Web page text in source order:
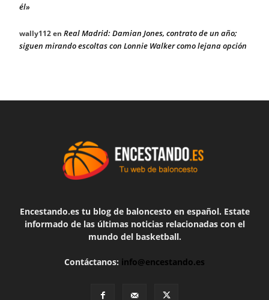
él»
wally112en Real Madrid: Damian Jones, contrato de un año;
siguen mirando escoltas con Lonnie Walker como lejana opción
Encestando.es tu blog de baloncesto en español. Estate
informado de las últimas noticias relacionadas con el
mundo del basketball.
Contáctanos: info@encestando.es